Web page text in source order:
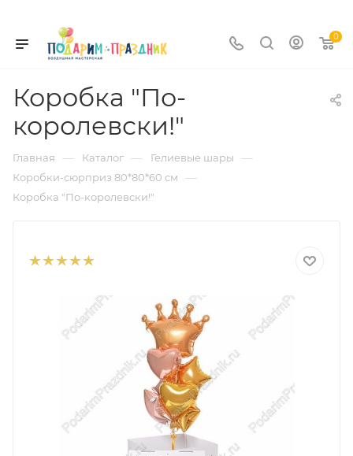
0
Коробка "По-
королевски!"
Главная — Каталог — Гелиевые шары —
Коробки-сюрприз 80*80*60 см —
Коробка "По-королевски!"